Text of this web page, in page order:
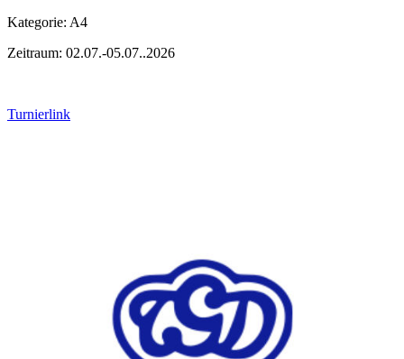
Kategorie: A4
Zeitraum: 02.07.-05.07..2026
Turnierlink